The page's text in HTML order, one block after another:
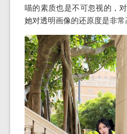
喵的素质也是不可忽视的，
她对透明画像的还原度是非常